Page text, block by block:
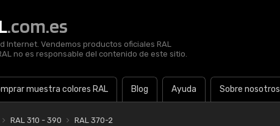
.com.es
Internet. Vendemos productos oficiales RAL
no es responsable del contenido de este sitio.
muestra colores RAL Blog Ayuda Sobre nosotros
RAL 310 - 390 RAL 370-2